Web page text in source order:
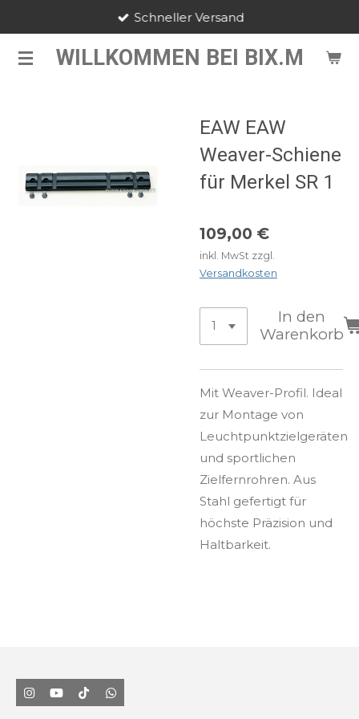
springen WILLKOMMEN BEI BIX.M
Schneller Versand
EAW EAW
Weaver-Schiene
für Merkel SR 1
109,00 €
inkl. MwSt zzgl.
Versandkosten
In den
Warenkorb
Mit Weaver-Profil. Ideal
zur Montage von
Leuchtpunktzielgeräten
und sportlichen
Zielfernrohren. Aus
Stahl gefertigt für
höchste Präzision und
Haltbarkeit.
I
n
Y
o
T
i
W
h